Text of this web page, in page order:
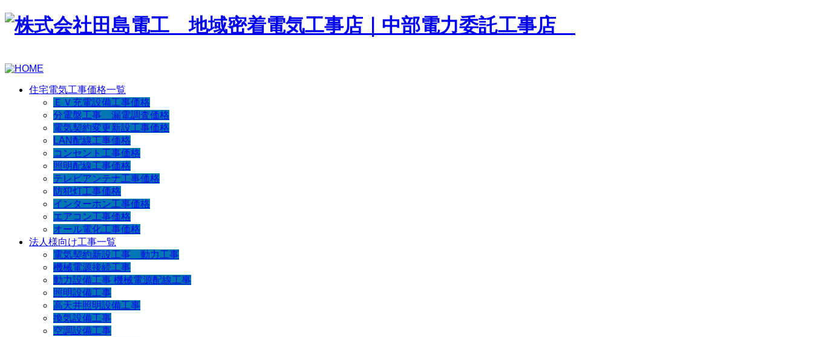
住宅電気工事価格一覧
ＥＶ充電設備工事価格
分電盤工事 漏電調査価格
電気契約変更新設工事価格
LAN配線工事価格
コンセント工事価格
照明配線工事価格
テレビアンテナ工事価格
防犯灯工事価格
インターホン工事価格
エアコン工事価格
オール電化工事価格
法人様向け工事一覧
電気契約新設工事 動力工事
機械電源接続工事
動力設備工事 機械電源配線工事
照明設備工事
高天井照明設備工事
換気設備工事
空調設備工事